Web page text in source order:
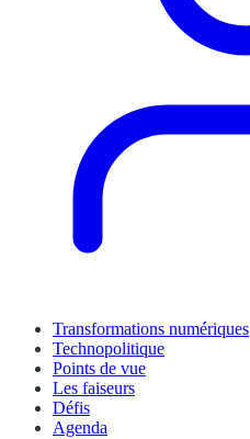
Transformations numériques
Technopolitique
Points de vue
Les faiseurs
Défis
Agenda